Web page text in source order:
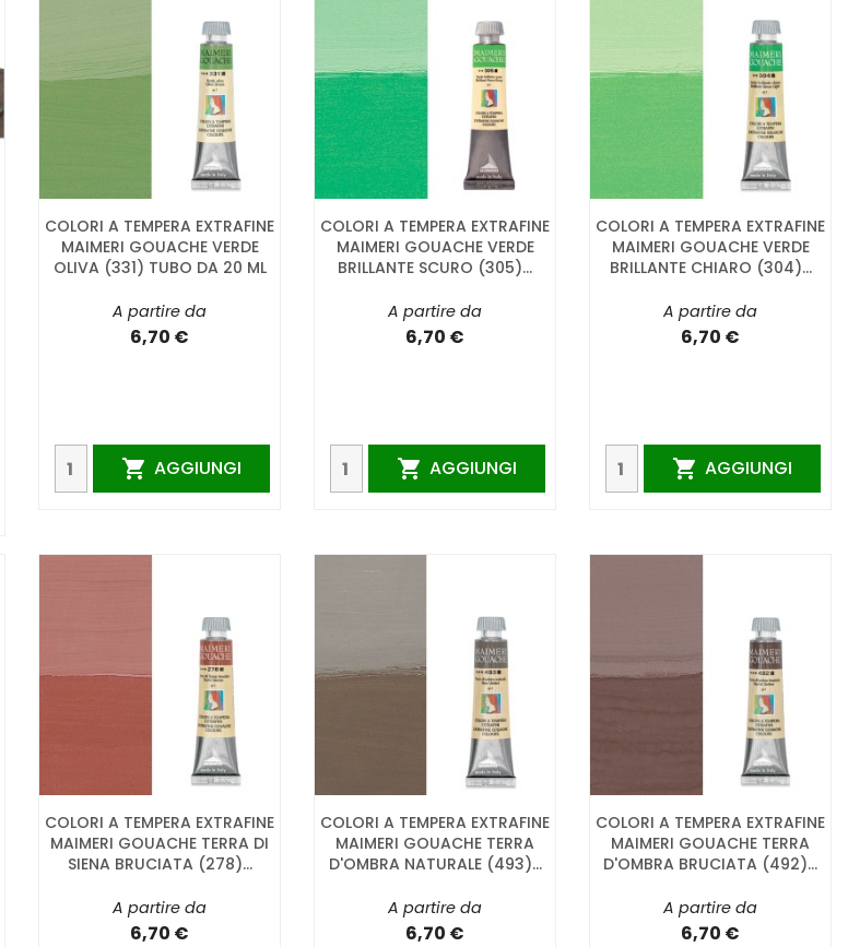
COLORI A TEMPERA EXTRAFINE
MAIMERI GOUACHE VERDE
OLIVA (331) TUBO DA 20 ML
A partire da
6,70 €
 AGGIUNGI
COLORI A TEMPERA EXTRAFINE
MAIMERI GOUACHE VERDE
BRILLANTE SCURO (305)...
A partire da
6,70 €
 AGGIUNGI
COLORI A TEMPERA EXTRAFINE
MAIMERI GOUACHE VERDE
BRILLANTE CHIARO (304)...
A partire da
6,70 €
 AGGIUNGI
COLORI A TEMPERA EXTRAFINE
MAIMERI GOUACHE TERRA DI
SIENA BRUCIATA (278)...
A partire da
6,70 €
COLORI A TEMPERA EXTRAFINE
MAIMERI GOUACHE TERRA
D'OMBRA NATURALE (493)...
A partire da
6,70 €
COLORI A TEMPERA EXTRAFINE
MAIMERI GOUACHE TERRA
D'OMBRA BRUCIATA (492)...
A partire da
6,70 €